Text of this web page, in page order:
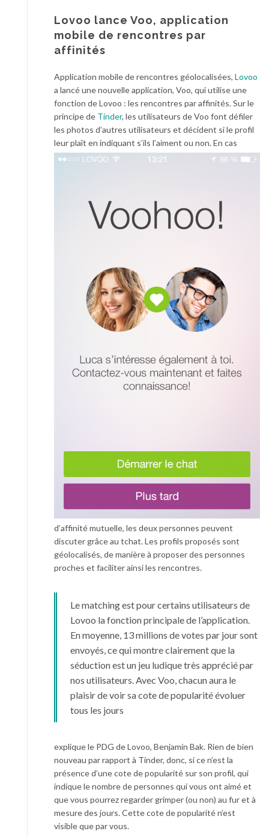
Lovoo lance Voo, application
mobile de rencontres par
affinités
Application mobile de rencontres géolocalisées, Lovoo
a lancé une nouvelle application, Voo, qui utilise une
fonction de Lovoo : les rencontres par affinités. Sur le
principe de Tinder, les utilisateurs de Voo font défiler
les photos d’autres utilisateurs et décident si le profil
leur plaît en indiquant s’ils l’aiment ou non.En cas
d’affinité mutuelle, les deux personnes peuvent
discuter grâce au tchat. Les profils proposés sont
géolocalisés, de manière à proposer des personnes
proches et faciliter ainsi les rencontres.
Le matching est pour certains utilisateurs de
Lovoo la fonction principale de l’application.
En moyenne, 13 millions de votes par jour sont
envoyés, ce qui montre clairement que la
séduction est un jeu ludique très apprécié par
nos utilisateurs. Avec Voo, chacun aura le
plaisir de voir sa cote de popularité évoluer
tous les jours
explique le PDG de Lovoo, Benjamin Bak. Rien de bien
nouveau par rapport à Tinder, donc, si ce n’est la
présence d’une cote de popularité sur son profil, qui
indique le nombre de personnes qui vous ont aimé et
que vous pourrez regarder grimper (ou non) au fur et à
mesure des jours. Cette cote de popularité n’est
visible que par vous.